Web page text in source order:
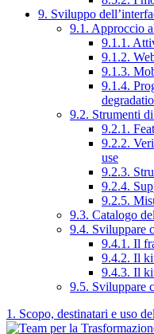
9. Sviluppo
9.1. Approccio
9.1.1.
9.1.2.
9.1.3.
9.1.4.
9.2. Strumenti
9.2.1.
9.2.2.
use
9.2.3.
9.2.4.
9.2.5.
9.3. Catalogo
9.4. Sviluppare
9.4.1. Il
9.4.2. Il
9.4.3. Il
9.5. Sviluppare
1. Scopo, destinatari e uso